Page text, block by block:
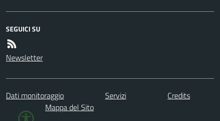
SEGUICI SU
Newsletter
Dati monitoraggio Servizi
Credits
Mappa del Sito